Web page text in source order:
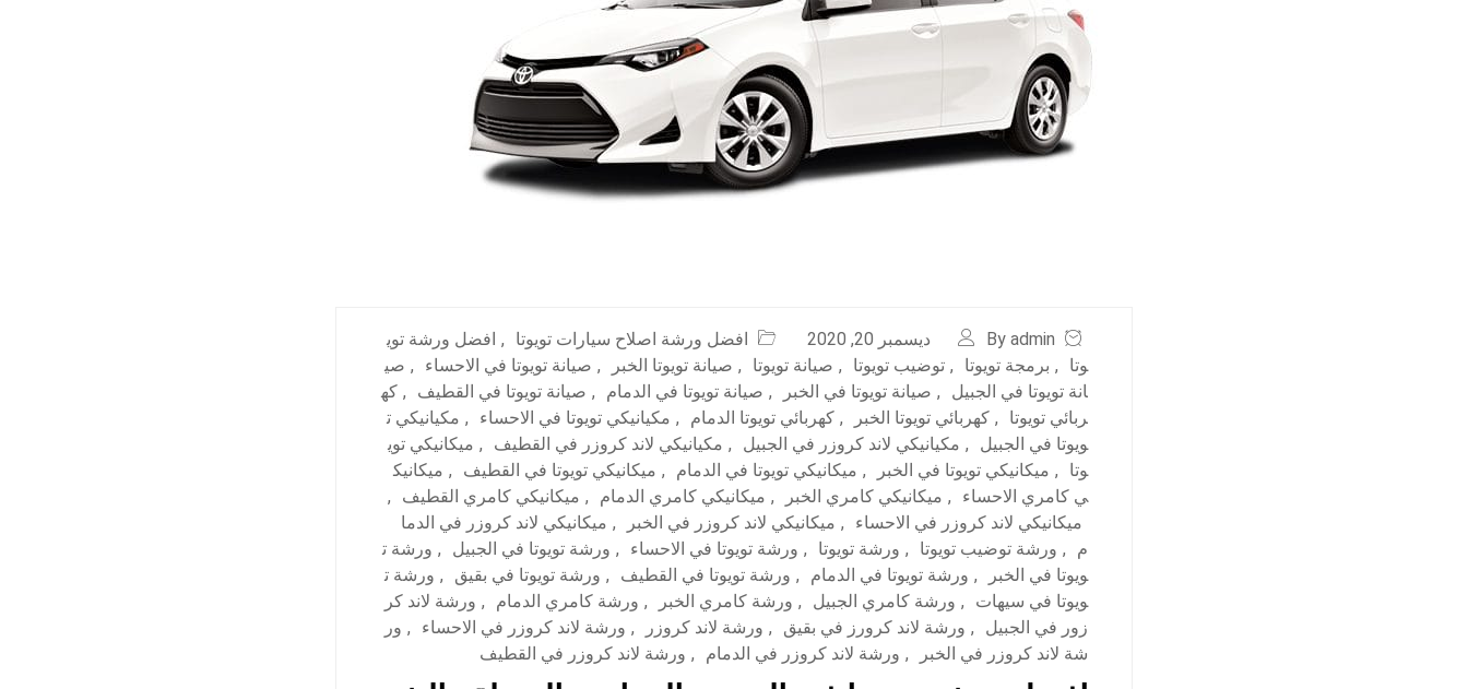
By admin ديسمبر 20, 2020 افضل ورشة اصلاح سيارات تويوتا , افضل ورشة توي
وتا
, برمجة تويوتا , توضيب تويوتا , صيانة تويوتا , صيانة تويوتا الخبر , صيانة تويوتا في الاحساء , صي
انة تويوتا في الجبيل
, صيانة تويوتا في الخبر , صيانة تويوتا في الدمام , صيانة تويوتا في القطيف , كه
ربائي تويوتا
, كهربائي تويوتا الخبر , كهربائي تويوتا الدمام , مكيانيكي تويوتا في الاحساء , مكيانيكي ت
ويوتا في الجبيل
, مكيانيكي لاند كروزر في الجبيل , مكيانيكي لاند كروزر في القطيف , ميكانيكي توي
وتا
, ميكانيكي تويوتا في الخبر , ميكانيكي تويوتا في الدمام , ميكانيكي تويوتا في القطيف , ميكانيك
ي كامري الاحساء
, ميكانيكي كامري الخبر , ميكانيكي كامري الدمام , ميكانيكي كامري القطيف
,
ميكانيكي لاند كروزر في الاحساء
, ميكانيكي لاند كروزر في الخبر , ميكانيكي لاند كروزر في الدما
م
, ورشة توضيب تويوتا , ورشة تويوتا , ورشة تويوتا في الاحساء , ورشة تويوتا في الجبيل , ورشة ت
ويوتا في الخبر
, ورشة تويوتا في الدمام , ورشة تويوتا في القطيف , ورشة تويوتا في بقيق , ورشة ت
ويوتا في سيهات
, ورشة كامري الجبيل , ورشة كامري الخبر , ورشة كامري الدمام , ورشة لاند كر
زور في الجبيل
, ورشة لاند كرورز في بقيق , ورشة لاند كروزر , ورشة لاند كروزر في الاحساء , ور
شة لاند كروزر في الخبر
, ورشة لاند كروزر في الدمام , ورشة لاند كروزر في القطيف